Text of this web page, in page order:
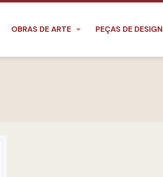
OBRAS DE ARTE PEÇAS DE DESIGN